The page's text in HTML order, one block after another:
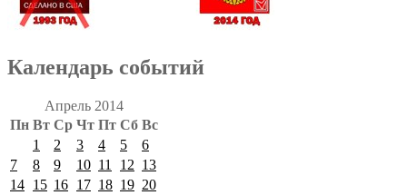
Календарь событий
Апрель 2014
Пн Вт Ср Чт Пт Сб Вс
1 2 3 4 5
6
7
8 9 10 11 12 13
14 15 16 17 18 19 20